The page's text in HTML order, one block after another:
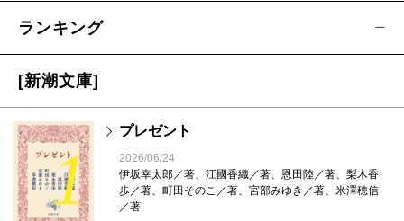
ランキング
[新潮文庫]
1
プレゼント
2026/06/24
伊坂幸太郎／著、江國香織／著、恩田陸／著、梨木香
歩／著、町田そのこ／著、宮部みゆき／著、米澤穂信
／著